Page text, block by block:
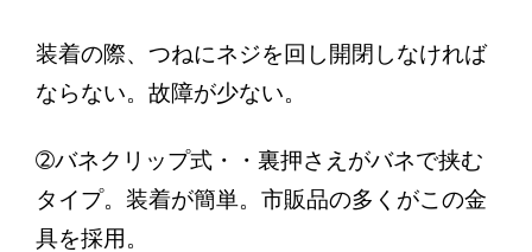
装着の際、つねにネジを回し開閉しなければ
ならない。故障が少ない。
➁バネクリップ式・・裏押さえがバネで挟む
タイプ。装着が簡単。市販品の多くがこの金
具を採用。